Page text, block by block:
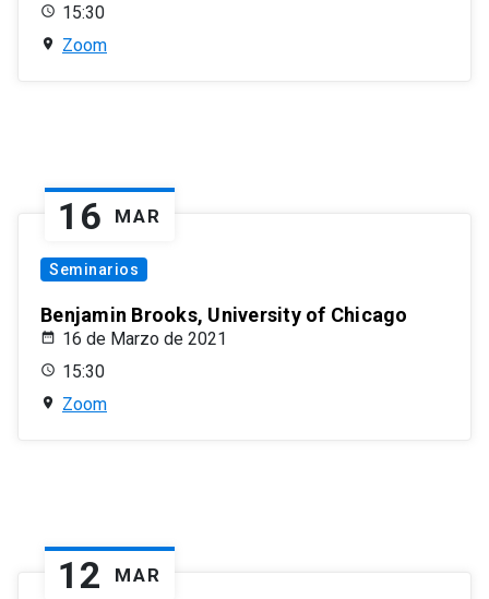
15:30
Zoom
16 MAR
Seminarios
Benjamin Brooks, University of Chicago
16 de Marzo de 2021
15:30
Zoom
12 MAR